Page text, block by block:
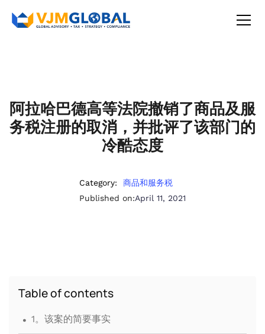
阿拉哈巴德高等法院撤销了商品及服
务税注册的取消，并批评了该部门的
冷酷态度
Category:
商品和服务税
Published on:April 11, 2021
Table of contents
. 1。该案的简要事实